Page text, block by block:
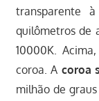
transparente
quilômetros de
10000K.
coroa. A coroa
milhão de